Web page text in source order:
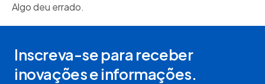
Algo deu errado.
Inscreva-se para receber
inovações e informações.